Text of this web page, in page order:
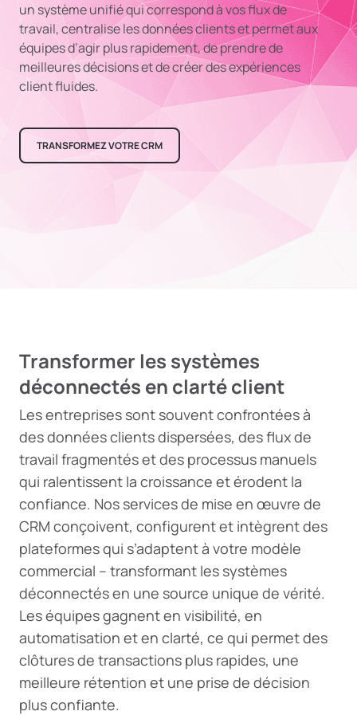
un système unifié qui correspond à vos flux de
travail, centralise les données clients et permet aux
équipes d’agir plus rapidement, de prendre de
meilleures décisions et de créer des expériences
client fluides.
TRANSFORMEZ VOTRE CRM
Transformer les systèmes
déconnectés en clarté client
Les entreprises sont souvent confrontées à
des données clients dispersées, des flux de
travail fragmentés et des processus manuels
qui ralentissent la croissance et érodent la
confiance. Nos services de mise en œuvre de
CRM conçoivent, configurent et intègrent des
plateformes qui s’adaptent à votre modèle
commercial – transformant les systèmes
déconnectés en une source unique de vérité.
Les équipes gagnent en visibilité, en
automatisation et en clarté, ce qui permet des
clôtures de transactions plus rapides, une
meilleure rétention et une prise de décision
plus confiante.